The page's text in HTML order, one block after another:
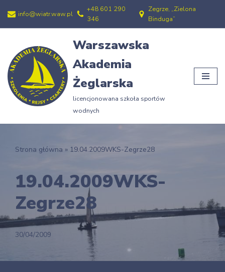
Przejdź
treści
info@wiatr.waw.pl
+48 601 290
346
Zegrze, „Zielona
Binduga”
Warszawska
Akademia
Żeglarska
licencjonowana szkoła sportów
wodnych
Strona główna » 19.04.2009WKS-Zegrze28
19.04.2009WKS-
Zegrze28
30/04/2009